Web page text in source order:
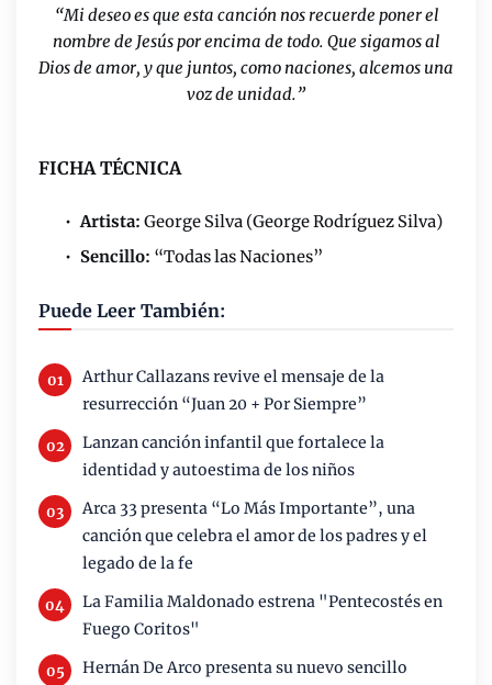
“Mi deseo es que esta canción nos recuerde poner el
nombre de Jesús por encima de todo. Que sigamos al
Dios de amor, y que juntos, como naciones, alcemos una
voz de unidad.”
FICHA TÉCNICA
• Artista: George Silva (George Rodríguez Silva)
• Sencillo: “Todas las Naciones”
Puede Leer También:
Arthur Callazans revive el mensaje de la
resurrección “Juan 20 + Por Siempre”
Lanzan canción infantil que fortalece la
identidad y autoestima de los niños
Arca 33 presenta “Lo Más Importante”, una
canción que celebra el amor de los padres y el
legado de la fe
La Familia Maldonado estrena "Pentecostés en
Fuego Coritos"
Hernán De Arco presenta su nuevo sencillo